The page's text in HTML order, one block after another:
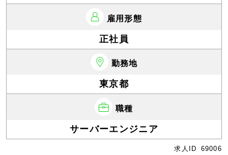
雇用形態
正社員
勤務地
東京都
職種
サーバーエンジニア
求人ID 69006